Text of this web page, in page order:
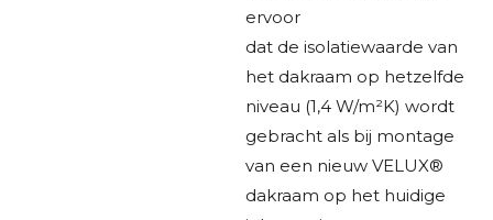
ervoor
dat de isolatiewaarde van
het dakraam op hetzelfde
niveau (1,4 W/m²K) wordt
gebracht als bij montage
van een nieuw VELUX®
dakraam op het huidige